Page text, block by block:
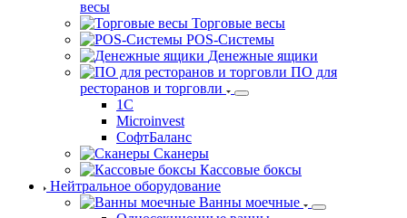
Фискальные регистраторы
Оператор фискальных данных (ОФД)
Лабораторные весы
Напольные весы
Порционные весы
С печатью этикеток весы
Торговые весы
POS-Системы
Денежные ящики
ПО для
ресторанов и торговли
1С